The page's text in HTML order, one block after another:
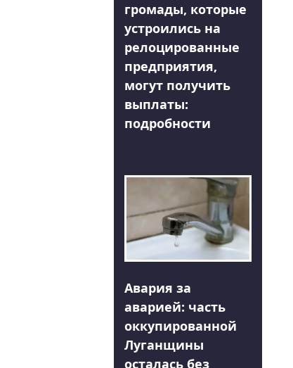
громады, которые
устроились на
релоцированные
предприятия,
могут получить
выплаты:
подробности
Авария за
аварией: часть
оккупированной
Луганщины
осталась без